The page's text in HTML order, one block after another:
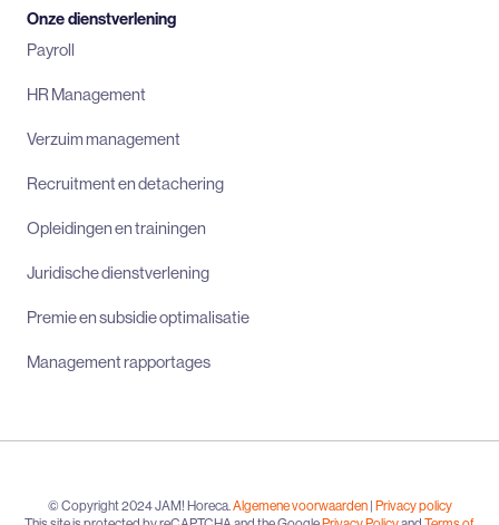
Onze dienstverlening
Payroll
HR Management
Verzuim management
Recruitment en detachering
Opleidingen en trainingen
Juridische dienstverlening
Premie en subsidie optimalisatie
Management rapportages
© Copyright 2024 JAM! Horeca.Algemene voorwaarden| Privacy policy